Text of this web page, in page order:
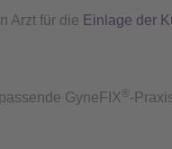
Arzt für die Einlage der
GyneFIX ® -